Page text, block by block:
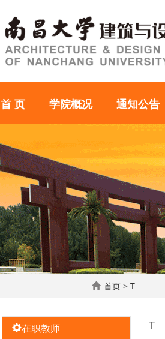
首 页 学院概况 通知公告
首页 > T
T
在职教师